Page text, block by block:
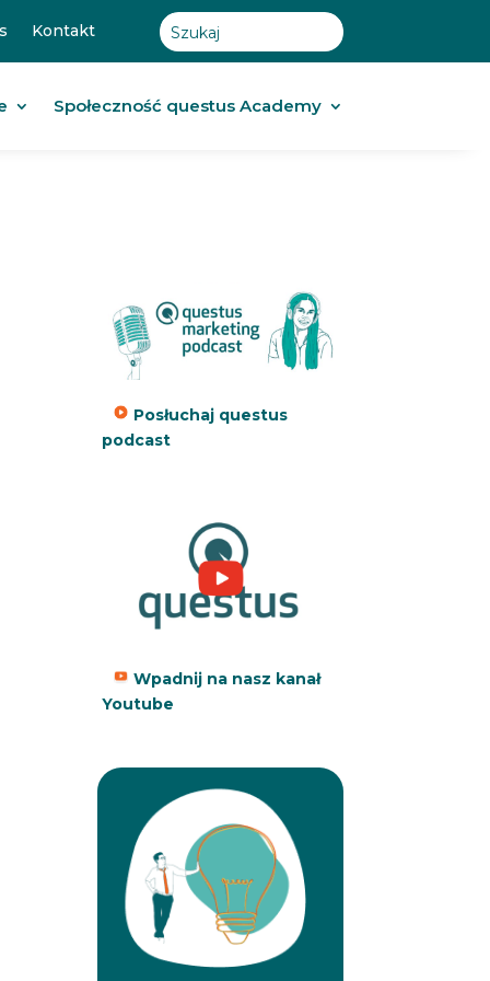
Kontakt
Społeczność questus Academy
Posłuchaj questus
podcast
Wpadnij na nasz kanał
Youtube